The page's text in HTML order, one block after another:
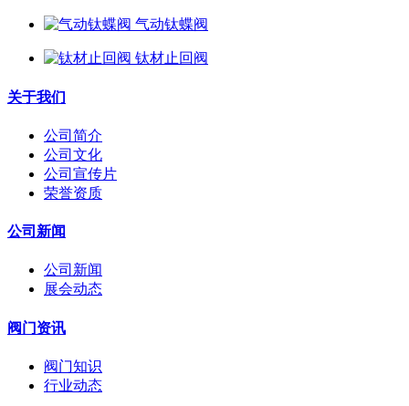
气动钛蝶阀
钛材止回阀
关于我们
公司简介
公司文化
公司宣传片
荣誉资质
公司新闻
公司新闻
展会动态
阀门资讯
阀门知识
行业动态